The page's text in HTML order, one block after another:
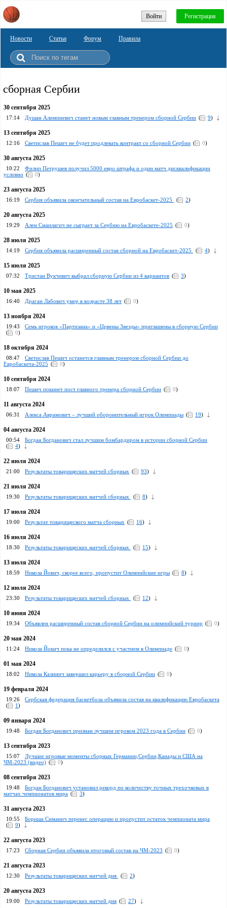
Войти Регистрация
Новости Статьи Форум Правила
сборная Сербии
30 сентября 2025
17:14 Душан Алимпиевич станет новым главным тренером сборной Сербии ( 9)
13 сентября 2025
12:16 Светислав Пешич не будет продлевать контракт со сборной Сербии ( 0)
30 августа 2025
10:22
Филип Петрушев получил 5000 евро штрафа и один матч дисквалификации
условно ( 0)
23 августа 2025
16:19 Сербия объявила окончательный состав на Евробаскет-2025 ( 2)
20 августа 2025
19:29 Ален Смаилагич не сыграет за Сербию на Евробаскете-2025 ( 0)
28 июля 2025
14:19 Сербия объявила расширенный состав сборной на Евробаскет-2025 ( 4)
15 июля 2025
07:32 Тристан Вукчевич выбрал сборную Сербии из 4 вариантов ( 3)
10 мая 2025
16:40 Драган Лабович умер в возрасте 38 лет ( 0)
13 ноября 2024
19:43
Семь игроков «Партизана» и «Црвены Звезды» приглашены в сборную Сербии
(
0)
18 октября 2024
08:47
Светислав Пешич останется главным тренером сборной Сербии до
Евробаскета-2025 ( 0)
10 сентября 2024
18:07 Пешич покинет пост главного тренера сборной Сербии ( 0)
11 августа 2024
06:31 Алекса Аврамович – лучший оборонительный игрок Олимпиады ( 19)
04 августа 2024
00:54
Богдан Богданович стал лучшим бомбардиром в истории сборной Сербии
(
4)
22 июля 2024
21:00 Результаты товарищеских матчей сборных ( 93)
21 июля 2024
19:30 Результаты товарищеских матчей сборных ( 8)
17 июля 2024
19:00 Результат товарищеского матча сборных ( 16)
16 июля 2024
18:30 Результаты товарищеских матчей сборных ( 15)
13 июля 2024
18:59 Никола Йович, скорее всего, пропустит Олимпийские игры ( 8)
12 июля 2024
23:30 Результаты товарищеских матчей сборных ( 12)
10 июня 2024
19:34 Объявлен расширенный состав сборной Сербии на олимпийский турнир ( 0)
20 мая 2024
11:24 Никола Йокич пока не определился с участием в Олимпиаде ( 0)
01 мая 2024
18:02 Никола Калинич завершил карьеру в сборной Сербии ( 0)
19 февраля 2024
19:26
Сербская федерация баскетбола объявила состав на квалификацию Евробаскета
(
1)
09 января 2024
19:48 Богдан Богданович признан лучшим игроком 2023 года в Сербии ( 0)
13 сентября 2023
15:07
Лучшие игровые моменты сборных Германии,Сербии,Канады и США на
ЧМ-2023 (видео) ( 0)
08 сентября 2023
19:48
Богдан Богданович установил рекорд по количеству точных трехочковых в
матчах чемпионатов мира ( 3)
31 августа 2023
10:55
Бориша Симанич перенес операцию и пропустит остаток чемпионата мира
(
9)
22 августа 2023
17:23 Сборная Сербии объявила итоговый состав на ЧМ-2023 ( 0)
21 августа 2023
12:30 Результаты товарищеских матчей дня ( 2)
20 августа 2023
19:00 Результаты товарищеских матчей дня ( 27)